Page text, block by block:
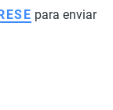
para enviar